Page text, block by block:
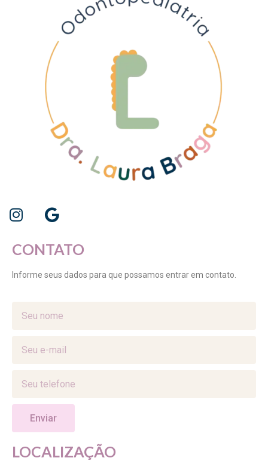
CONTATO
Informe seus dados para que possamos entrar em contato.
Enviar
LOCALIZAÇÃO